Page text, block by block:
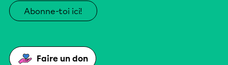
Abonne-toi ici!
Faire un don